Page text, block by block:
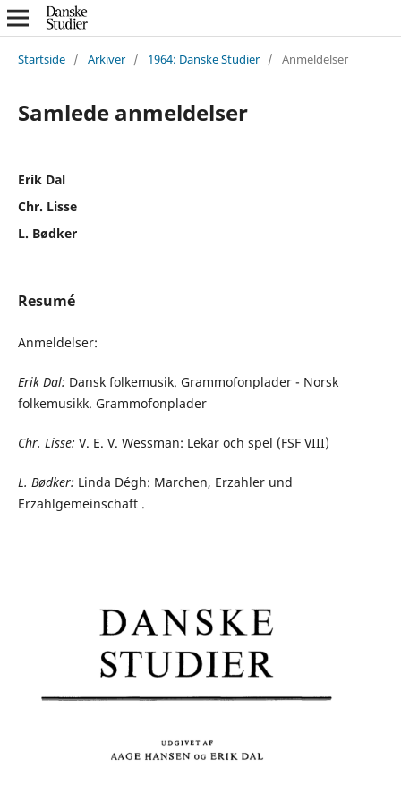
Startside / Arkiver / 1964: Danske Studier / Anmeldelser
Samlede anmeldelser
Erik Dal
Chr. Lisse
L. Bødker
Resumé
Anmeldelser:
Erik Dal: Dansk folkemusik. Grammofonplader - Norsk
folkemusikk. Grammofonplader
Chr. Lisse: V. E. V. Wessman: Lekar och spel (FSF VIII)
L. Bødker: Linda Dégh: Marchen, Erzahler und
Erzahlgemeinschaft .